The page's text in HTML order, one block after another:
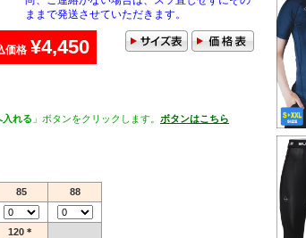
ままで発送させていただきます。
価格 ¥4,450
入れる 」ボタンをクリックします。 ボタンはこちら
85 88
120＊